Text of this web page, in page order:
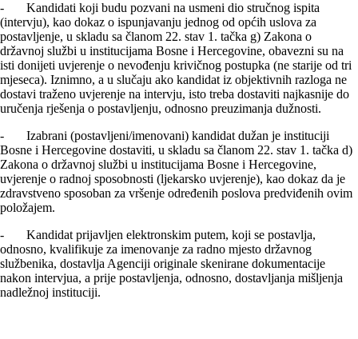
- Kandidati koji budu pozvani na usmeni dio stručnog ispita
(intervju), kao dokaz o ispunjavanju jednog od općih uslova za
postavljenje, u skladu sa članom 22. stav 1. tačka g) Zakona o
državnoj službi u institucijama Bosne i Hercegovine, obavezni su na
isti donijeti uvjerenje o nevođenju krivičnog postupka (ne starije od tri
mjeseca). Iznimno, a u slučaju ako kandidat iz objektivnih razloga ne
dostavi traženo uvjerenje na intervju, isto treba dostaviti najkasnije do
uručenja rješenja o postavlјenju, odnosno preuzimanja dužnosti.
- Izabrani (postavljeni/imenovani) kandidat dužan je instituciji
Bosne i Hercegovine dostaviti, u skladu sa članom 22. stav 1. tačka d)
Zakona o državnoj službi u institucijama Bosne i Hercegovine,
uvjerenje o radnoj sposobnosti (ljekarsko uvjerenje), kao dokaz da je
zdravstveno sposoban za vršenje određenih poslova predviđenih ovim
položajem.
- Kandidat prijavljen elektronskim putem, koji se postavlja,
odnosno, kvalifikuje za imenovanje za radno mjesto državnog
službenika, dostavlja Agenciji originale skenirane dokumentacije
nakon intervjua, a prije postavljenja, odnosno, dostavljanja mišljenja
nadležnoj instituciji.